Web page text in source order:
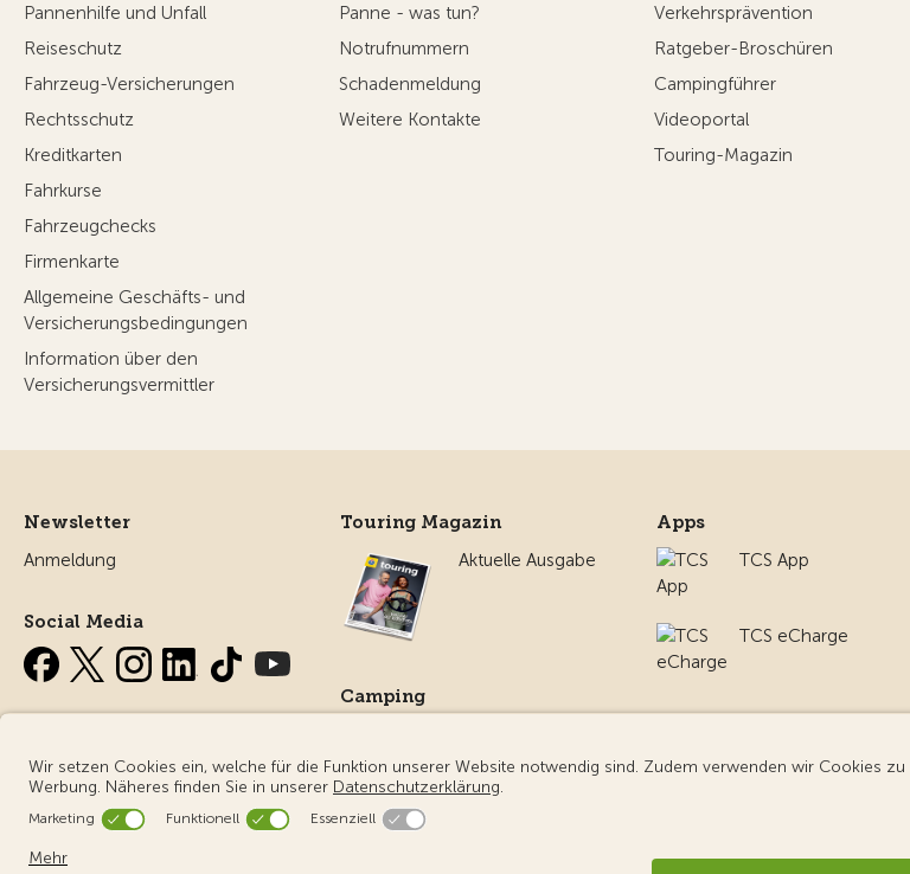
Pannenhilfe und Unfall
Reiseschutz
Fahrzeug-Versicherungen
Rechtsschutz
Kreditkarten
Fahrkurse
Fahrzeugchecks
Firmenkarte
Allgemeine Geschäfts- und
Versicherungsbedingungen
Information über den
Versicherungsvermittler
Panne - was tun?
Notrufnummern
Schadenmeldung
Weitere Kontakte
Verkehrsprävention
Ratgeber-Broschüren
Campingführer
Videoportal
Touring-Magazin
Newsletter
Anmeldung
Social Media
Touring Magazin
Aktuelle Ausgabe
Camping
Camping
Apps
TCS App
TCS eCharge